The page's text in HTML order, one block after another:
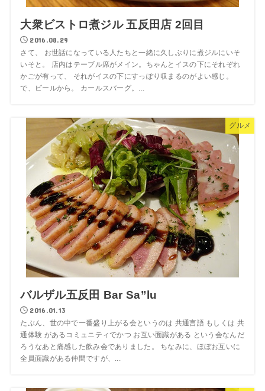
大衆ビストロ煮ジル 五反田店 2回目
2016.08.29
さて、 お世話になっている人たちと一緒に久しぶりに煮ジルにいそ
いそと。 店内はテーブル席がメイン。ちゃんとイスの下にそれぞれ
かごが有って、 それがイスの下にすっぽり収まるのがよい感じ。
で、ビールから。 カールスバーグ。...
グルメ
バルザル五反田 Bar Sa”lu
2016.01.13
たぶん、世の中で一番盛り上がる会というのは 共通言語 もしくは 共
通体験 があるコミュニティでかつ お互い面識がある という会なんだ
ろうなあと痛感した飲み会でありました。 ちなみに、ほぼお互いに
全員面識がある仲間ですが、...